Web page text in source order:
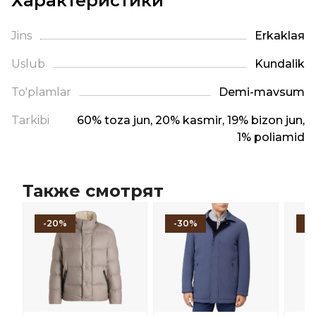
Jins Erkaklая
Uslub Kundalik
To'plamlar Demi-mavsum
Tarkibi
60% toza jun, 20% kasmir, 19% bizon jun,
1% poliamid
Также смотрят
-20% -30%